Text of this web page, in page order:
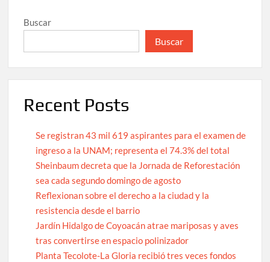
Buscar
Buscar
Recent Posts
Se registran 43 mil 619 aspirantes para el examen de
ingreso a la UNAM; representa el 74.3% del total
Sheinbaum decreta que la Jornada de Reforestación
sea cada segundo domingo de agosto
Reflexionan sobre el derecho a la ciudad y la
resistencia desde el barrio
Jardín Hidalgo de Coyoacán atrae mariposas y aves
tras convertirse en espacio polinizador
Planta Tecolote-La Gloria recibió tres veces fondos